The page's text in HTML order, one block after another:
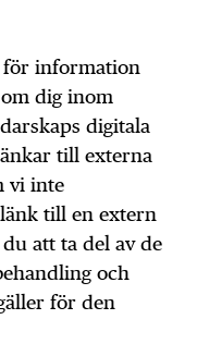
för information
dig inom
digitala
till externa
vi inte
till en extern
att ta del av de
och
för den